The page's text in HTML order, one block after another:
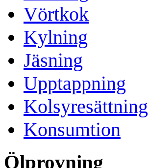
Vörtkok
Kylning
Jäsning
Upptappning
Kolsyresättning
Konsumtion
Ölprovning